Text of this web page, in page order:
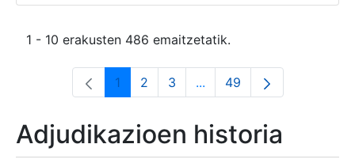
1 - 10 erakusten 486 emaitzetatik.
Orrialdea
1 Orrialdea
2 Orrialdea
3 ...Intermediate Pages Use
Orrialdea
49
Adjudikazioen historia